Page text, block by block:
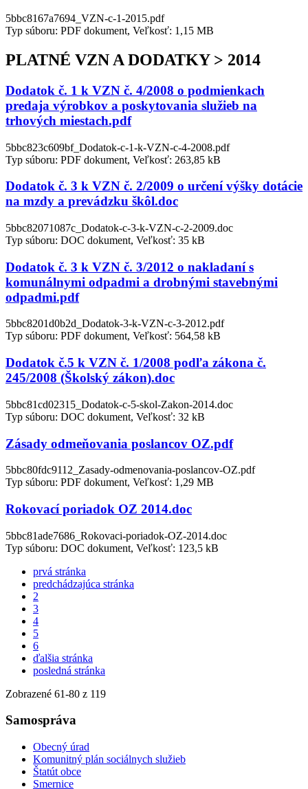
5bbc8167a7694_VZN-c-1-2015.pdf
Typ súboru: PDF dokument, Veľkosť: 1,15 MB
PLATNÉ VZN A DODATKY > 2014
Dodatok č. 1 k VZN č. 4/2008 o podmienkach
predaja výrobkov a poskytovania služieb na
trhových miestach.pdf
5bbc823c609bf_Dodatok-c-1-k-VZN-c-4-2008.pdf
Typ súboru: PDF dokument, Veľkosť: 263,85 kB
Dodatok č. 3 k VZN č. 2/2009 o určení výšky dotácie
na mzdy a prevádzku škôl.doc
5bbc82071087c_Dodatok-c-3-k-VZN-c-2-2009.doc
Typ súboru: DOC dokument, Veľkosť: 35 kB
Dodatok č. 3 k VZN č. 3/2012 o nakladaní s
komunálnymi odpadmi a drobnými stavebnými
odpadmi.pdf
5bbc8201d0b2d_Dodatok-3-k-VZN-c-3-2012.pdf
Typ súboru: PDF dokument, Veľkosť: 564,58 kB
Dodatok č.5 k VZN č. 1/2008 podľa zákona č.
245/2008 (Školský zákon).doc
5bbc81cd02315_Dodatok-c-5-skol-Zakon-2014.doc
Typ súboru: DOC dokument, Veľkosť: 32 kB
Zásady odmeňovania poslancov OZ.pdf
5bbc80fdc9112_Zasady-odmenovania-poslancov-OZ.pdf
Typ súboru: PDF dokument, Veľkosť: 1,29 MB
Rokovací poriadok OZ 2014.doc
5bbc81ade7686_Rokovaci-poriadok-OZ-2014.doc
Typ súboru: DOC dokument, Veľkosť: 123,5 kB
prvá stránka
predchádzajúca stránka
2
3
4
5
6
ďalšia stránka
posledná stránka
Zobrazené 61-80 z 119
Samospráva
Obecný úrad
Komunitný plán sociálnych služieb
Štatút obce
Smernice